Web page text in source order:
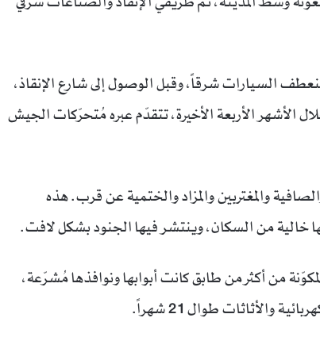
السيارات شرقاً، وقبل الوصول إلى شارع الإنقاذ،
الأشهر الأربعة الأخيرة، تتقدّم عبره مُتحرّكات الجيش
والمغتربين والمزاد والختمية عن قرب. هذه
خالية من السكان، وينتشر فيها الجنود بشكل لافت.
من أكثر من طابق كانت أبوابها ونوافذها مُشرّعة،
طوال 21 شهراً.